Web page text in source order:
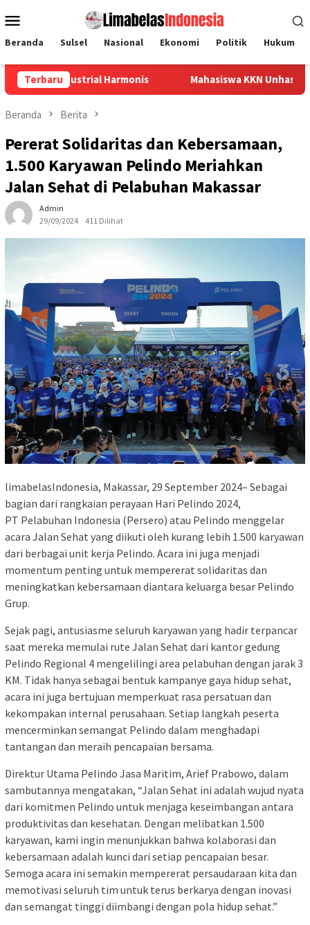
ke
Mobile
Beranda Sulsel Nasional Ekonomi Politik Hukum
Terbaru
Harmonis Mahasiswa KKN Unhas Sulap Tutup Botol
Beranda Berita
Pererat Solidaritas dan Kebersamaan,
1.500 Karyawan Pelindo Meriahkan
Jalan Sehat di Pelabuhan Makassar
Admin
29/09/2024
411 Dilihat
limabelasIndonesia, Makassar, 29 September 2024– Sebagai
bagian dari rangkaian perayaan Hari Pelindo 2024,
PT Pelabuhan Indonesia (Persero) atau Pelindo menggelar
acara Jalan Sehat yang diikuti oleh kurang lebih 1.500 karyawan
dari berbagai unit kerja Pelindo. Acara ini juga menjadi
momentum penting untuk mempererat solidaritas dan
meningkatkan kebersamaan diantara keluarga besar Pelindo
Grup.
Sejak pagi, antusiasme seluruh karyawan yang hadir terpancar
saat mereka memulai rute Jalan Sehat dari kantor gedung
Pelindo Regional 4 mengelilingi area pelabuhan dengan jarak 3
KM. Tidak hanya sebagai bentuk kampanye gaya hidup sehat,
acara ini juga bertujuan memperkuat rasa persatuan dan
kekompakan internal perusahaan. Setiap langkah peserta
mencerminkan semangat Pelindo dalam menghadapi
tantangan dan meraih pencapaian bersama.
Direktur Utama Pelindo Jasa Maritim, Arief Prabowo, dalam
sambutannya mengatakan, “Jalan Sehat ini adalah wujud nyata
dari komitmen Pelindo untuk menjaga keseimbangan antara
produktivitas dan kesehatan. Dengan melibatkan 1.500
karyawan, kami ingin menunjukkan bahwa kolaborasi dan
kebersamaan adalah kunci dari setiap pencapaian besar.
Semoga acara ini semakin mempererat persaudaraan kita dan
memotivasi seluruh tim untuk terus berkarya dengan inovasi
dan semangat tinggi diimbangi dengan pola hidup sehat.”